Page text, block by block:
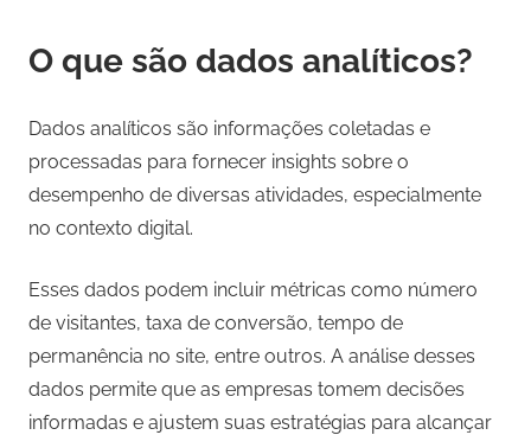
O que são dados analíticos?
Dados analíticos são informações coletadas e
processadas para fornecer insights sobre o
desempenho de diversas atividades, especialmente
no contexto digital.
Esses dados podem incluir métricas como número
de visitantes, taxa de conversão, tempo de
permanência no site, entre outros. A análise desses
dados permite que as empresas tomem decisões
informadas e ajustem suas estratégias para alcançar